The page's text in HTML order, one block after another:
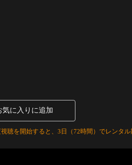
気に入りに追加
聴を開始すると、3日（72時間）でレンタル